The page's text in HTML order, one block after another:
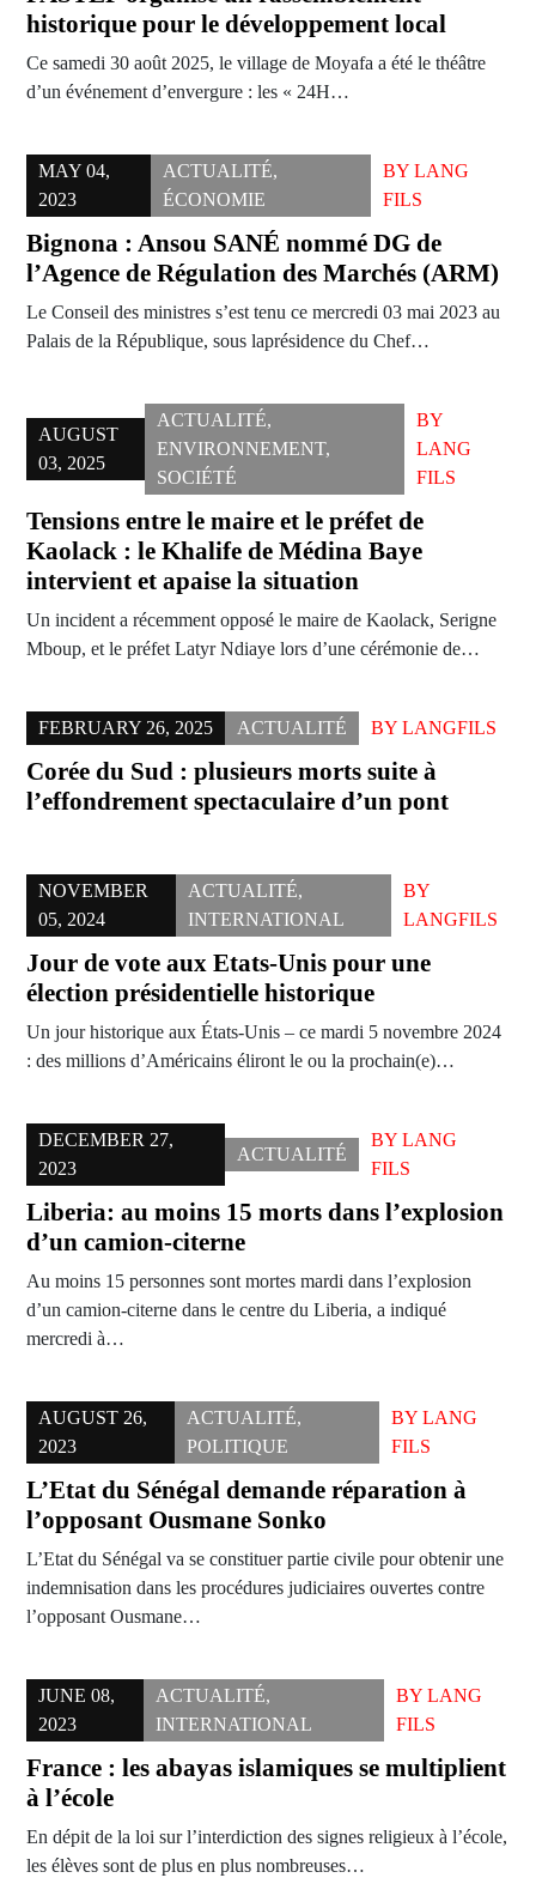
historique pour le développement local
Ce samedi 30 août 2025, le village de Moyafa a été le théâtre
d’un événement d’envergure : les « 24H…
MAY 04,
2023
ACTUALITÉ,
ÉCONOMIE
BYLANG
FILS
Bignona : Ansou SANÉ nommé DG de
l’Agence de Régulation des Marchés (ARM)
Le Conseil des ministres s’est tenu ce mercredi 03 mai 2023 au
Palais de la République, sous laprésidence du Chef…
AUGUST
03, 2025
ACTUALITÉ,
ENVIRONNEMENT,
SOCIÉTÉ
BY
LANG
FILS
Tensions entre le maire et le préfet de
Kaolack : le Khalife de Médina Baye
intervient et apaise la situation
Un incident a récemment opposé le maire de Kaolack, Serigne
Mboup, et le préfet Latyr Ndiaye lors d’une cérémonie de…
FEBRUARY 26, 2025 ACTUALITÉ BY LANGFILS
Corée du Sud : plusieurs morts suite à
l’effondrement spectaculaire d’un pont
NOVEMBER
05, 2024
ACTUALITÉ,
INTERNATIONAL
BY
LANGFILS
Jour de vote aux Etats-Unis pour une
élection présidentielle historique
Un jour historique aux États-Unis – ce mardi 5 novembre 2024
: des millions d’Américains éliront le ou la prochain(e)…
DECEMBER 27,
2023
ACTUALITÉ
BY LANG
FILS
Liberia: au moins 15 morts dans l’explosion
d’un camion-citerne
Au moins 15 personnes sont mortes mardi dans l’explosion
d’un camion-citerne dans le centre du Liberia, a indiqué
mercredi à…
AUGUST 26,
2023
ACTUALITÉ,
POLITIQUE
BY LANG
FILS
L’Etat du Sénégal demande réparation à
l’opposant Ousmane Sonko
L’Etat du Sénégal va se constituer partie civile pour obtenir une
indemnisation dans les procédures judiciaires ouvertes contre
l’opposant Ousmane…
JUNE 08,
2023
ACTUALITÉ,
INTERNATIONAL
BY LANG
FILS
France : les abayas islamiques se multiplient
à l’école
En dépit de la loi sur l’interdiction des signes religieux à l’école,
les élèves sont de plus en plus nombreuses…